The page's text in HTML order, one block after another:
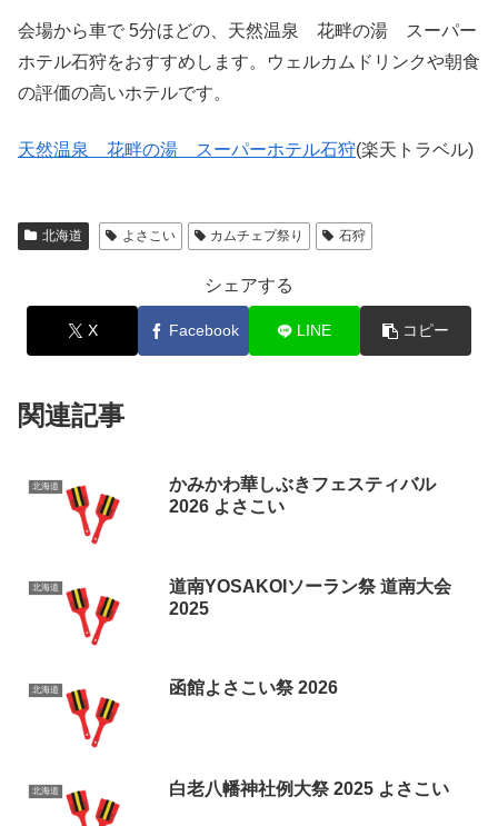
会場から車で 5分ほどの、天然温泉 花畔の湯 スーパー
ホテル石狩をおすすめします。ウェルカムドリンクや朝食
の評価の高いホテルです。
天然温泉 花畔の湯 スーパーホテル石狩(楽天トラベル)
北海道 よさこい カムチェプ祭り 石狩
シェアする
X Facebook LINE コピー
関連記事
北海道
かみかわ華しぶきフェスティバル
2026 よさこい
北海道
道南YOSAKOIソーラン祭 道南大会
2025
北海道 函館よさこい祭 2026
北海道 白老八幡神社例大祭 2025 よさこい